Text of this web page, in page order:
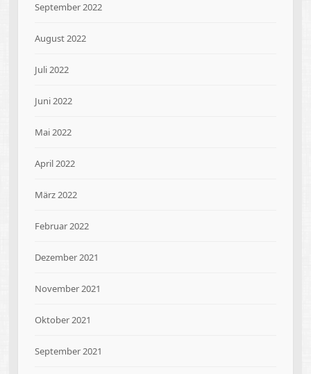
September 2022
August 2022
Juli 2022
Juni 2022
Mai 2022
April 2022
März 2022
Februar 2022
Dezember 2021
November 2021
Oktober 2021
September 2021